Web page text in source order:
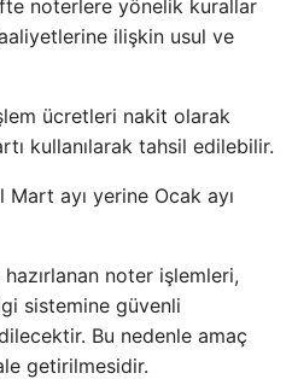
noterlere yönelik kurallar
ilişkin usul ve
ücretleri nakit olarak
kullanılarak tahsil edilebilir.
ayı yerine Ocak ayı
noter işlemleri,
sistemine güvenli
Bu nedenle amaç
getirilmesidir.